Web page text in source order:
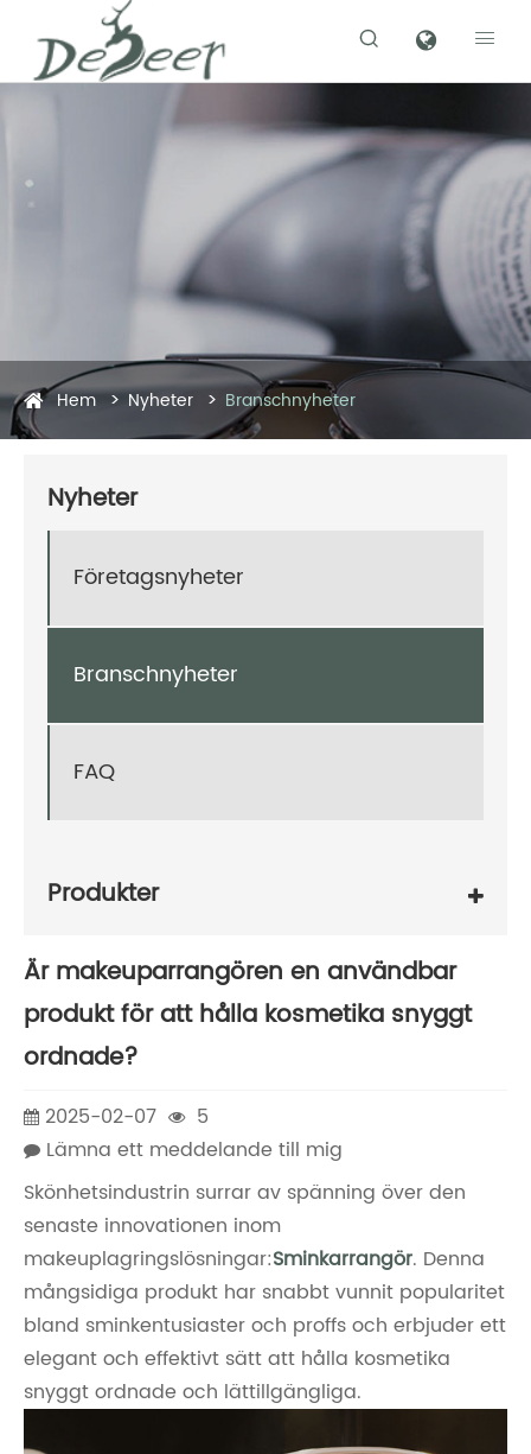
 
Hem Nyheter Branschnyheter
Nyheter
Företagsnyheter
Branschnyheter
FAQ
Produkter
Är makeuparrangören en användbar
produkt för att hålla kosmetika snyggt
ordnade?
2025-02-07
5
Lämna ett meddelande till mig
Skönhetsindustrin surrar av spänning över den
senaste innovationen inom
makeuplagringslösningar:Sminkarrangör. Denna
mångsidiga produkt har snabbt vunnit popularitet
bland sminkentusiaster och proffs och erbjuder ett
elegant och effektivt sätt att hålla kosmetika
snyggt ordnade och lättillgängliga.